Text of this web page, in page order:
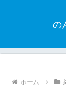
の
ホーム